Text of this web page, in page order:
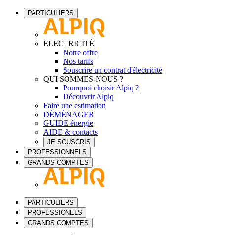
PARTICULIERS
ELECTRICITÉ
Notre offre
Nos tarifs
Souscrire un contrat d'électricité
QUI SOMMES-NOUS ?
Pourquoi choisir Alpiq ?
Découvrir Alpiq
Faire une estimation
DÉMÉNAGER
GUIDE énergie
AIDE & contacts
JE SOUSCRIS
PROFESSIONNELS
GRANDS COMPTES
PARTICULIERS
PROFESSIONELS
GRANDS COMPTES